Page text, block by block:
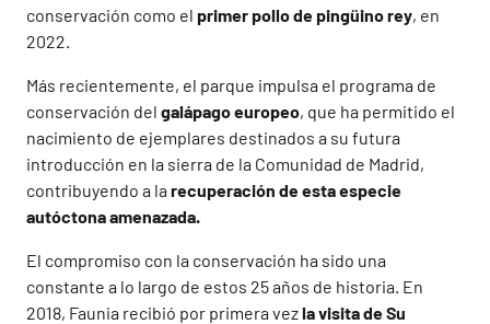
conservación como el primer pollo de pingüino rey, en
2022.
Más recientemente, el parque impulsa el programa de
conservación del galápago europeo, que ha permitido el
nacimiento de ejemplares destinados a su futura
introducción en la sierra de la Comunidad de Madrid,
contribuyendo a larecuperación de esta especie
autóctona amenazada.
El compromiso con la conservación ha sido una
constante a lo largo de estos 25 años de historia. En
2018, Faunia recibió por primera vezla visita de Su